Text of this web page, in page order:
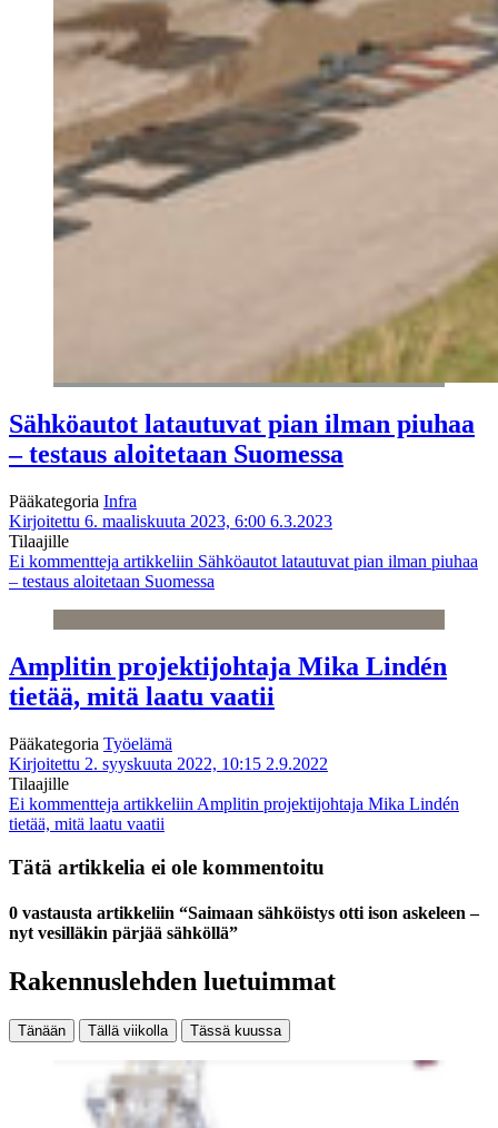
Sähköautot latautuvat pian ilman piuhaa
– testaus aloitetaan Suomessa
Pääkategoria Infra
Kirjoitettu 6. maaliskuuta 2023, 6:00 6.3.2023
Tilaajille
Ei kommentteja artikkeliin Sähköautot latautuvat pian ilman piuhaa
– testaus aloitetaan Suomessa
Amplitin projektijohtaja Mika Lindén
tietää, mitä laatu vaatii
Pääkategoria Työelämä
Kirjoitettu 2. syyskuuta 2022, 10:15 2.9.2022
Tilaajille
Ei kommentteja artikkeliin Amplitin projektijohtaja Mika Lindén
tietää, mitä laatu vaatii
Tätä artikkelia ei ole kommentoitu
0 vastausta artikkeliin “Saimaan sähköistys otti ison askeleen –
nyt vesilläkin pärjää sähköllä”
Rakennuslehden luetuimmat
Tänään Tällä viikolla Tässä kuussa